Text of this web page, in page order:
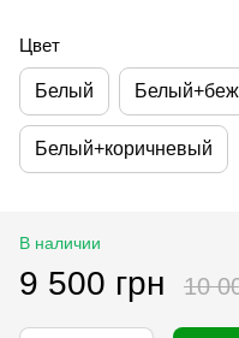
Цвет
Белый
Белый+коричневый
В наличии
9 500 грн 10